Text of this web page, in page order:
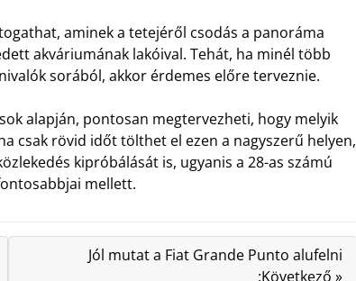
aminek a tetejéről csodás a panoráma
akváriumának lakóival. Tehát, ha minél több
sorából, akkor érdemes előre terveznie.
alapján, pontosan megtervezheti, hogy melyik
csak rövid időt tölthet el ezen a nagyszerű helyen,
kipróbálását is, ugyanis a 28-as számú
mellett.
Jól mutat a Fiat Grande Punto alufelni
:Következő »